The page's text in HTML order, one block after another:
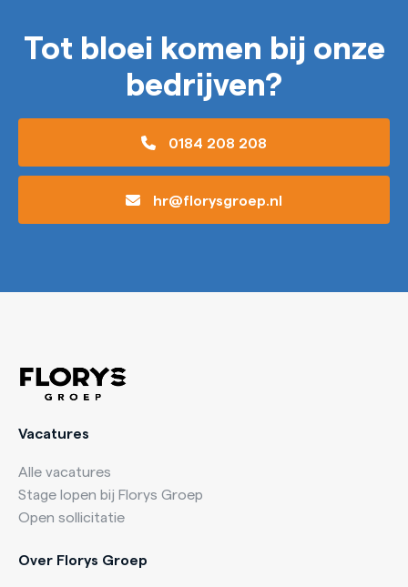
Tot bloei komen bij onze
bedrijven?
0184 208 208
hr@florysgroep.nl
Vacatures
Alle vacatures
Stage lopen bij Florys Groep
Open sollicitatie
Over Florys Groep